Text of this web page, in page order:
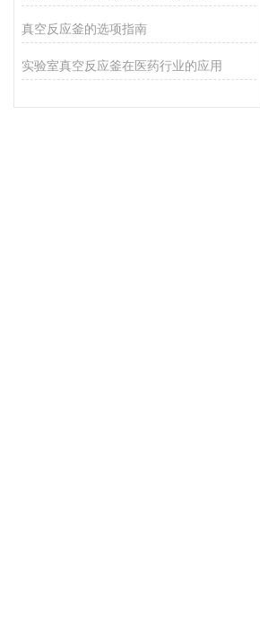
真空反应釜的选项指南
实验室真空反应釜在医药行业的应用